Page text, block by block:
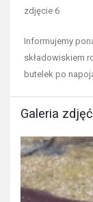
zdjęcie 6
Informujemy
składowiskiem
butelek po
Galeria zdjęć